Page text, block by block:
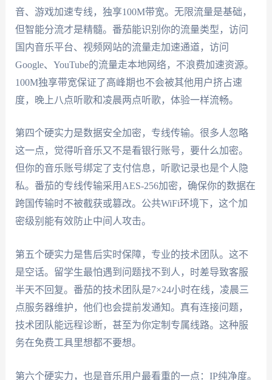
音、游戏加速专线，独享100M带宽。无限流量是基础，
但智能分流才是精髓。番茄能识别你的流量类型，访问
国内音乐平台、视频网站的流量走加速通道，访问
Google、YouTube的流量走本地网络，不浪费加速资源。
100M独享带宽保证了高峰期也不会被其他用户挤占速
度，晚上八点听歌和凌晨两点听歌，体验一样流畅。
第四个硬实力是数据安全加密，专线传输。很多人忽略
这一点，觉得听音乐又不是看银行账号，要什么加密。
但你的音乐账号绑定了支付信息，听歌记录也是个人隐
私。番茄的专线传输采用AES-256加密，确保你的数据在
跨国传输时不被截获或篡改。公共WiFi环境下，这个加
密级别能有效防止中间人攻击。
第五个硬实力是售后实时保障，专业的技术团队。这不
是空话。留学生最怕遇到问题找不到人，时差导致客服
半天不回复。番茄的技术团队是7×24小时在线，凌晨三
点服务器维护，他们也会提前发通知。真有连接问题，
技术团队能远程诊断，甚至为你定制专属线路。这种服
务在免费工具里想都不要想。
第六个硬实力，也是音乐用户最看重的一点：IP纯净度。